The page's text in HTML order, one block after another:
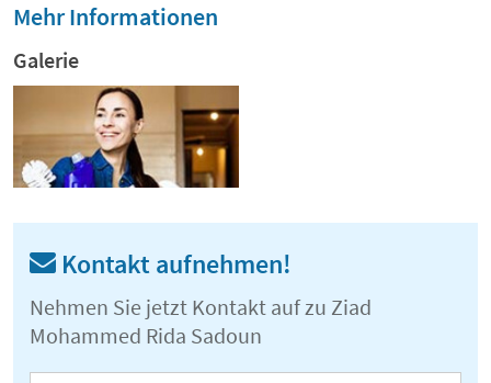
Mehr Informationen
Galerie
Kontakt aufnehmen!
Nehmen Sie jetzt Kontakt auf zu Ziad
Mohammed Rida Sadoun